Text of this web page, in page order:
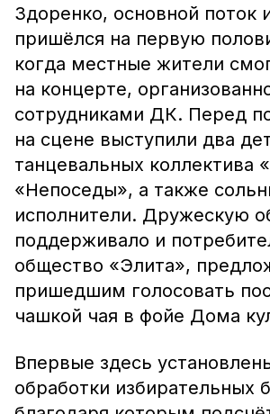
Здоренко, основной поток
пришёлся на первую
когда местные жители
на концерте,
сотрудниками ДК. Перед
на сцене выступили два
танцевальных коллектива
«Непоседы», а также
исполнители. Дружескую
поддерживало и
общество «Элита»,
пришедшим голосовать
чашкой чая в фойе Дома
Впервые здесь
обработки избирательных